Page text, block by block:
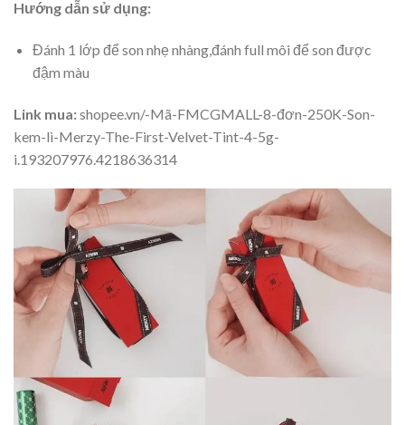
Hướng dẫn sử dụng:
Đánh 1 lớp để son nhẹ nhàng,đánh full môi để son được
đậm màu
Link mua:shopee.vn/-Mã-FMCGMALL-8-đơn-250K-Son-
kem-lì-Merzy-The-First-Velvet-Tint-4-5g-
i.193207976.4218636314